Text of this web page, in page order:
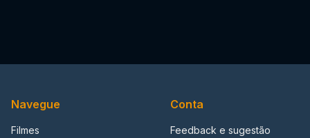
Navegue
Filmes
Conta
Feedback e sugestão